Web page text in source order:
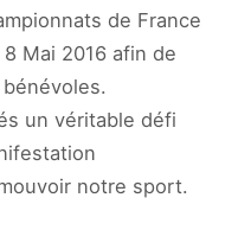
de France
Mai 2016 afin de
un véritable défi
notre sport.